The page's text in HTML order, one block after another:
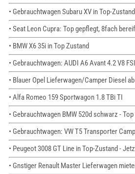
• Gebrauchtwagen Subaru XV in Top-Zustand
• Seat Leon Cupra: Top gepflegt, 8fach
• BMW X6 35i in Top Zustand
• Gebrauchtwagen: AUDI A6 Avant 4.2 V8
• Blauer Opel Lieferwagen/Camper Diesel
• Alfa Romeo 159 Sportwagon 1.8 TBi TI
• Gebrauchtwagen BMW 520d schwarz -
• Gebrauchtwagen: VW T5 Transporter
• Peugeot 3008 GT Line in Top-Zustand -
• Gnstiger Renault Master Lieferwagen